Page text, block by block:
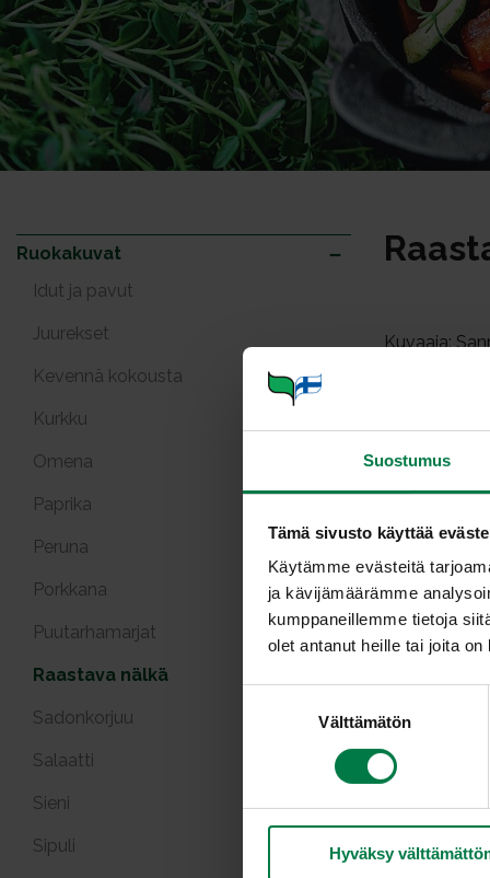
Suostumus
Tämä sivusto käyttää
Käytämme evästeitä
ja kävijämäärämme
kumppaneillemme tietoja
olet antanut heille tai joita
Välttämätön
Hyväksy
Ruokakuvat
Idut ja pavut
Juurekset
Kevennä kokousta
Kurkku
Omena
Paprika
Peruna
Porkkana
Puutarhamarjat
Raastava nälkä
Sadonkorjuu
Salaatti
Sieni
Sipuli
Kuvaaja:
Broileri